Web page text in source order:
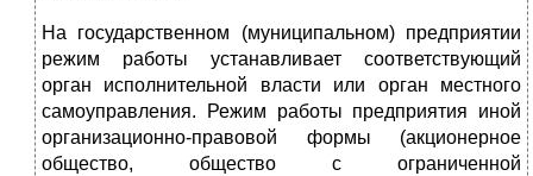
На государственном (муниципальном) предприятии
режим работы устанавливает соответствующий
орган исполнительной власти или орган местного
самоуправления. Режим работы предприятия иной
организационно-правовой формы (акционерное
общество, общество с ограниченной